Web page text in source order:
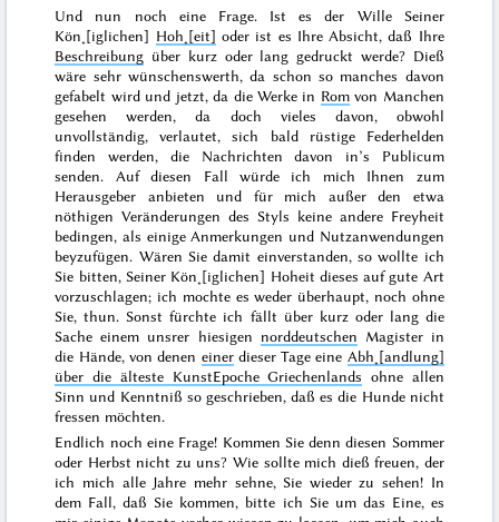
Und nun noch eine Frage. Ist es der Wille Seiner
Kön˖[iglichen] Hoh˖[eit] oder ist es Ihre Absicht, daß Ihre
Beschreibung über kurz oder lang gedruckt werde? Dieß
wäre sehr wünschenswerth, da schon so manches davon
gefabelt wird und jetzt, da die Werke in Romvon Manchen
gesehen werden, da doch vieles davon, obwohl
unvollständig, verlautet, sich bald rüstige Federhelden
finden werden, die Nachrichten davon in’s Publicum
senden. Auf diesen Fall würde ich mich Ihnen zum
Herausgeber anbieten und für mich außer den etwa
nöthigen Veränderungen des Styls keine andere Freyheit
bedingen, als einige Anmerkungen und Nutzanwendungen
beyzufügen. Wären Sie damit einverstanden, so wollte ich
Sie bitten, Seiner Kön˖[iglichen] Hoheit dieses auf gute Art
vorzuschlagen; ich mochte es weder überhaupt, noch ohne
Sie, thun. Sonst fürchte ich fällt über kurz oder lang die
Sache einem unsrer hiesigen norddeutschen Magister in
die Hände, von denen einerdieser Tage eine Abh˖[andlung]
über die älteste KunstEpoche Griechenlands ohne allen
Sinn und Kenntniß so geschrieben, daß es die Hunde nicht
fressen möchten.
Endlich noch eine Frage! Kommen Sie denn diesen Sommer
oder Herbst nicht zu uns? Wie sollte mich dieß freuen, der
ich mich alle Jahre mehr sehne, Sie wieder zu sehen! In
dem Fall, daß Sie kommen, bitte ich Sie um das Eine, es